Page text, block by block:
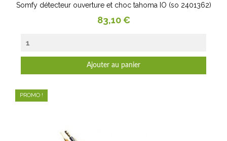
Somfy détecteur ouverture et choc tahoma IO (so 2401362)
Prix
83,10 €
Ajouter au panier
PROMO !